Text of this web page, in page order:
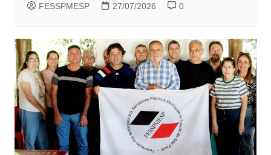
FESSPMESP 27/07/2026 0